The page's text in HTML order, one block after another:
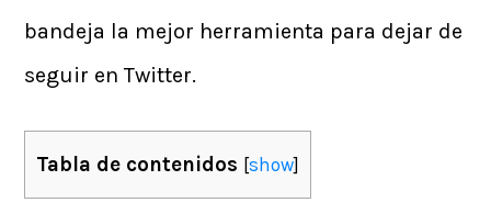
bandeja la mejor herramienta para dejar de
seguir en Twitter.
Tabla de contenidos [show]